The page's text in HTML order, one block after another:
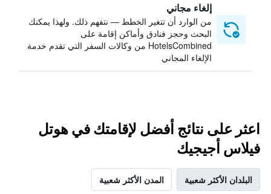
إلغاء مجاني
من الوارد أن تتغير الخطط — نتفهم ذلك. ولهذا يمكنك
البحث وحجز فنادق وأماكن إقامة على
HotelsCombined من وكالات السفر التي تقدم خدمة
الإلغاء المجاني
اعثر على نتائج أفضل لإقامتك في هوتل
فيلاس أجيجيك
البلدان الأكثر شعبية المدن الأكثر شعبية